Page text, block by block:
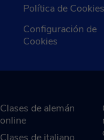
Política de Cookies
Configuración de
Cookies
Clases de alemán
online